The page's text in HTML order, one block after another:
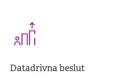
Datadrivna beslut